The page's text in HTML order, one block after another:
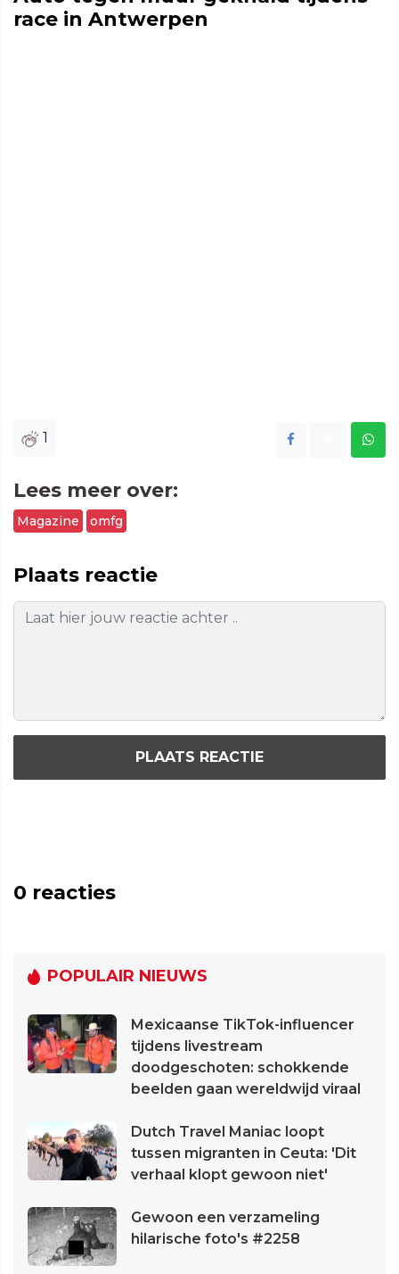
race in Antwerpen
1
Lees meer over:
Magazine omfg
Plaats reactie
PLAATS REACTIE
0 reacties
POPULAIR NIEUWS
Mexicaanse TikTok-influencer
tijdens livestream
doodgeschoten: schokkende
beelden gaan wereldwijd viraal
Dutch Travel Maniac loopt
tussen migranten in Ceuta: 'Dit
verhaal klopt gewoon niet'
Gewoon een verzameling
hilarische foto's #2258